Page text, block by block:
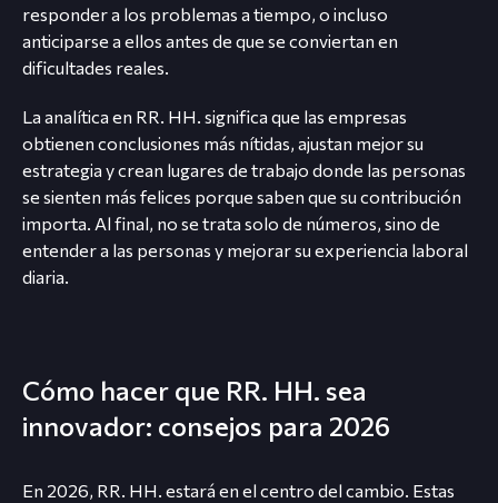
responder a los problemas a tiempo, o incluso
anticiparse a ellos antes de que se conviertan en
dificultades reales.
La analítica en RR. HH. significa que las empresas
obtienen conclusiones más nítidas, ajustan mejor su
estrategia y crean lugares de trabajo donde las personas
se sienten más felices porque saben que su contribución
importa. Al final, no se trata solo de números, sino de
entender a las personas y mejorar su experiencia laboral
diaria.
Cómo hacer que RR. HH. sea
innovador: consejos para 2026
En 2026, RR. HH. estará en el centro del cambio. Estas